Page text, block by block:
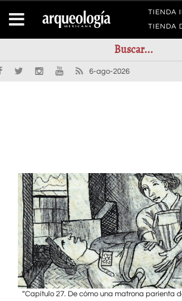
TIENDA
TIENDA
6-ago-2026
“Capítulo 27. De cómo una matrona parienta